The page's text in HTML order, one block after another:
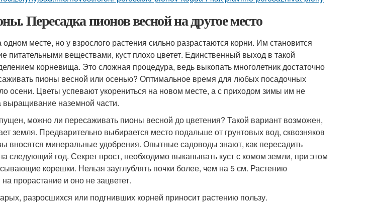
Пересадка пионов весной на другое место
месте, но у взрослого растения сильно разрастаются корни. Им становится
питательными веществами, куст плохо цветет. Единственный выход в такой
корневища. Это сложная процедура, ведь выкопать многолетник достаточно
пионы весной или осенью? Оптимальное время для любых посадочных
осени. Цветы успевают укорениться на новом месте, а с приходом зимы им не
выращивание наземной части.
можно ли пересаживать пионы весной до цветения? Такой вариант возможен,
земля. Предварительно выбирается место подальше от грунтовых вод, сквозняков
вносятся минеральные удобрения. Опытные садоводы знают, как пересадить
следующий год. Секрет прост, необходимо выкапывать куст с комом земли, при этом
корешки. Нельзя зауглублять почки более, чем на 5 см. Растению
прорастание и оно не зацветет.
разросшихся или подгнивших корней приносит растению пользу.